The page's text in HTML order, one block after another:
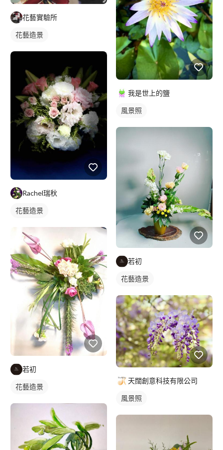
花藝實驗所
花藝造景
Rachel瑞秋
花藝造景
若初
花藝造景
我是世上的鹽
風景照
若初
花藝造景
天闊創意科技有限公司
風景照